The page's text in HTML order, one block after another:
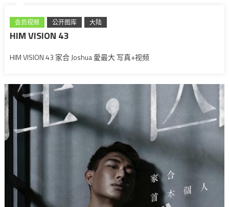
会员视频 公开图库 大陆
HIM VISION 43
HIM VISION 43 家合 Joshua 愛最大 写真+视频